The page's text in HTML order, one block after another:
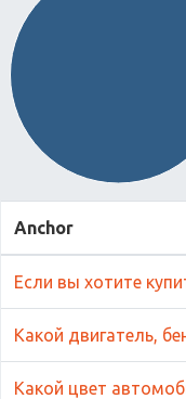
Anchor
Если вы хотите
Какой двигатель,
Какой цвет